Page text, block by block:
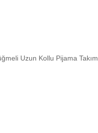
Uzun Kollu Pijama Takım